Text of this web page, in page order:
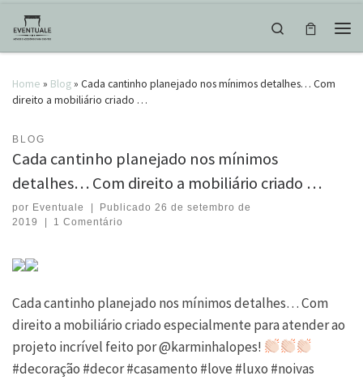
Skip to content
Search
Home » Blog» Cada cantinho planejado nos mínimos detalhes… Com
direito a mobiliário criado …
BLOG
Cada cantinho planejado nos mínimos
detalhes… Com direito a mobiliário criado …
por Eventuale Publicado26 de setembro de
2019
1 Comentário
Cada cantinho planejado nos mínimos detalhes… Com
direito a mobiliário criado especialmente para atender ao
projeto incrível feito por @karminhalopes!
#decoração #decor #casamento #love #luxo #noivas